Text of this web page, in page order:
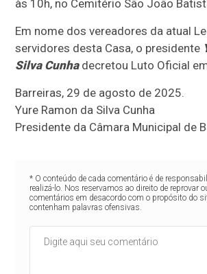
às 10h, no Cemitério São João
Em nome dos vereadores da atual
servidores desta Casa, o presidente
Silva Cunha decretou Luto Oficial
Barreiras, 29 de agosto de 2025.
Yure Ramon da Silva Cunha
Presidente da Câmara Municipal de
* O conteúdo de cada comentário é de
realizá-lo. Nos reservamos ao direito de reprovar
comentários em desacordo com o propósito do
contenham palavras ofensivas.